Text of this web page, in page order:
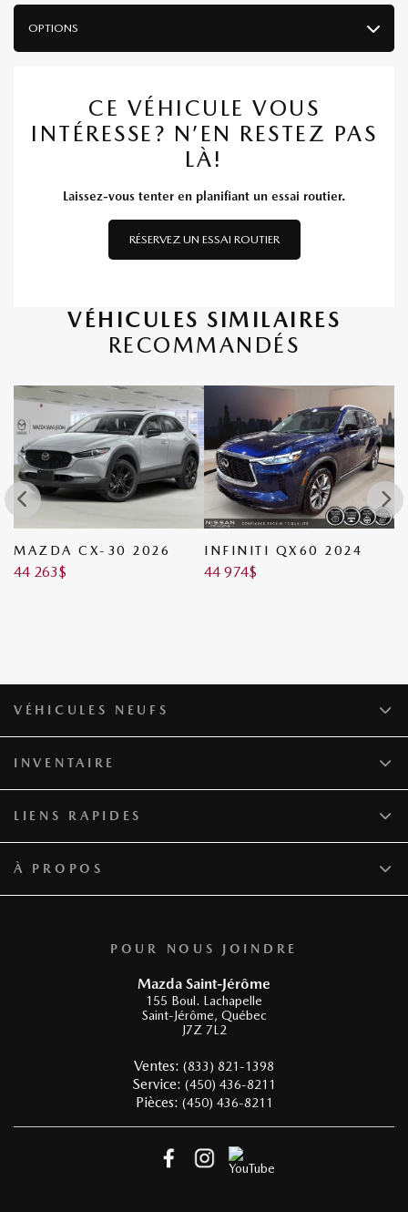
OPTIONS
CE VÉHICULE VOUS
INTÉRESSE? N’EN RESTEZ PAS
LÀ!
Laissez-vous tenter en planifiant un essai routier.
RÉSERVEZ UN ESSAI ROUTIER
VÉHICULES SIMILAIRES
RECOMMANDÉS
MAZDA CX-30 2026
44 263$
INFINITI QX60 2024
44 974$
POUR NOUS JOINDRE
Mazda Saint-Jérôme
155 Boul. Lachapelle
Saint-Jérôme, Québec
J7Z 7L2
Ventes: (833) 821-1398
Service: (450) 436-8211
Pièces: (450) 436-8211
VÉHICULES NEUFS
INVENTAIRE
LIENS RAPIDES
À PROPOS